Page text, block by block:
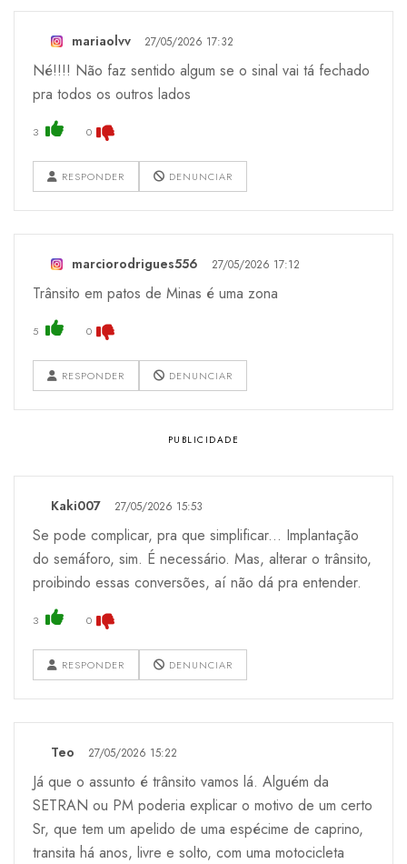
mariaolvv 27/05/2026 17:32
Né!!!! Não faz sentido algum se o sinal vai tá fechado
pra todos os outros lados
3 0
RESPONDER DENUNCIAR
marciorodrigues556 27/05/2026 17:12
Trânsito em patos de Minas é uma zona
5 0
RESPONDER DENUNCIAR
Kaki007 27/05/2026 15:53
Se pode complicar, pra que simplificar... Implantação
do semáforo, sim. É necessário. Mas, alterar o trânsito,
proibindo essas conversões, aí não dá pra entender.
3 0
RESPONDER DENUNCIAR
Teo 27/05/2026 15:22
Já que o assunto é trânsito vamos lá. Alguém da
SETRAN ou PM poderia explicar o motivo de um certo
Sr, que tem um apelido de uma espécime de caprino,
transita há anos, livre e solto, com uma motocicleta